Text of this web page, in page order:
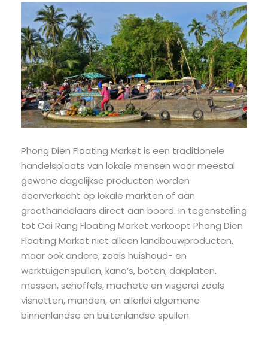
Phong Dien Floating Market is een traditionele
handelsplaats van lokale mensen waar meestal
gewone dagelijkse producten worden
doorverkocht op lokale markten of aan
groothandelaars direct aan boord. In tegenstelling
tot Cai Rang Floating Market verkoopt Phong Dien
Floating Market niet alleen landbouwproducten,
maar ook andere, zoals huishoud- en
werktuigenspullen, kano’s, boten, dakplaten,
messen, schoffels, machete en visgerei zoals
visnetten, manden, en allerlei algemene
binnenlandse en buitenlandse spullen.